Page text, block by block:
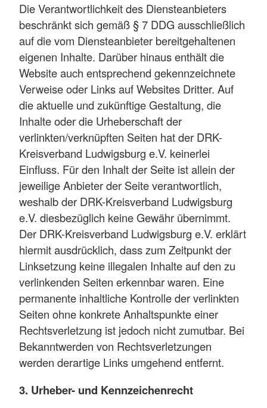
Die Verantwortlichkeit des Diensteanbieters
beschränkt sich gemäß § 7 DDG ausschließlich
auf die vom Diensteanbieter bereitgehaltenen
eigenen Inhalte. Darüber hinaus enthält die
Website auch entsprechend gekennzeichnete
Verweise oder Links auf Websites Dritter. Auf
die aktuelle und zukünftige Gestaltung, die
Inhalte oder die Urheberschaft der
verlinkten/verknüpften Seiten hat der DRK-
Kreisverband Ludwigsburg e.V. keinerlei
Einfluss. Für den Inhalt der Seite ist allein der
jeweilige Anbieter der Seite verantwortlich,
weshalb der DRK-Kreisverband Ludwigsburg
e.V. diesbezüglich keine Gewähr übernimmt.
Der DRK-Kreisverband Ludwigsburg e.V. erklärt
hiermit ausdrücklich, dass zum Zeitpunkt der
Linksetzung keine illegalen Inhalte auf den zu
verlinkenden Seiten erkennbar waren. Eine
permanente inhaltliche Kontrolle der verlinkten
Seiten ohne konkrete Anhaltspunkte einer
Rechtsverletzung ist jedoch nicht zumutbar. Bei
Bekanntwerden von Rechtsverletzungen
werden derartige Links umgehend entfernt.
3. Urheber- und Kennzeichenrecht